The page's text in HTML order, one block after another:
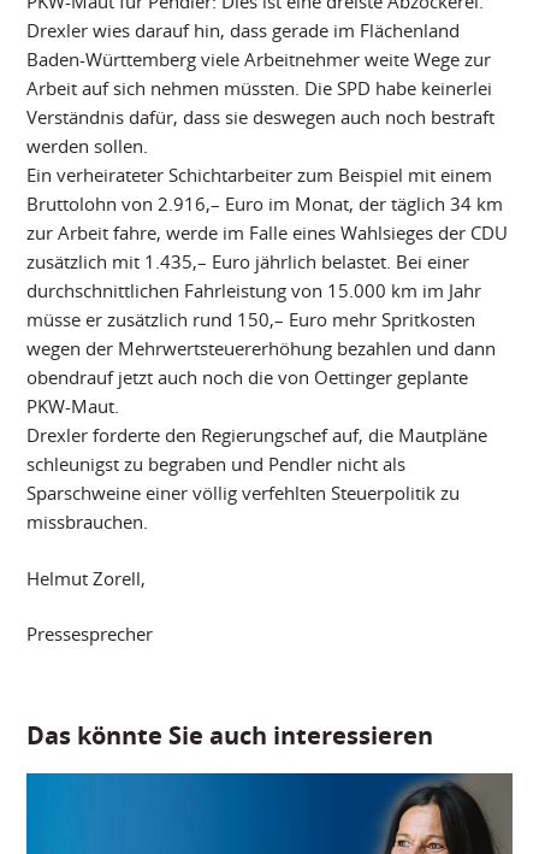
Drexler wies darauf hin, dass gerade im Flächenland
Baden-Württemberg viele Arbeitnehmer weite Wege zur
Arbeit auf sich nehmen müssten. Die SPD habe keinerlei
Verständnis dafür, dass sie deswegen auch noch bestraft
werden sollen.
Ein verheirateter Schichtarbeiter zum Beispiel mit einem
Bruttolohn von 2.916,– Euro im Monat, der täglich 34 km
zur Arbeit fahre, werde im Falle eines Wahlsieges der CDU
zusätzlich mit 1.435,– Euro jährlich belastet. Bei einer
durchschnittlichen Fahrleistung von 15.000 km im Jahr
müsse er zusätzlich rund 150,– Euro mehr Spritkosten
wegen der Mehrwertsteuererhöhung bezahlen und dann
obendrauf jetzt auch noch die von Oettinger geplante
PKW-Maut.
Drexler forderte den Regierungschef auf, die Mautpläne
schleunigst zu begraben und Pendler nicht als
Sparschweine einer völlig verfehlten Steuerpolitik zu
missbrauchen.
Helmut Zorell,
Pressesprecher
Das könnte Sie auch interessieren